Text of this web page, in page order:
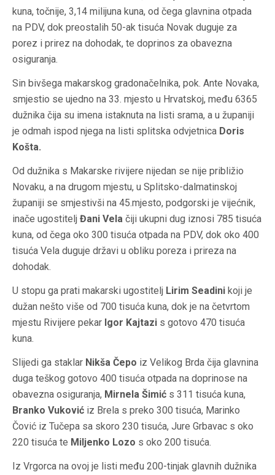
kuna, točnije, 3,14 milijuna kuna, od čega glavnina otpada
na PDV, dok preostalih 50-ak tisuća Novak duguje za
porez i prirez na dohodak, te doprinos za obavezna
osiguranja.
Sin bivšega makarskog gradonačelnika, pok. Ante Novaka,
smjestio se ujedno na 33. mjesto u Hrvatskoj, među 6365
dužnika čija su imena istaknuta na listi srama, a u županiji
je odmah ispod njega na listi splitska odvjetnica Doris
Košta.
Od dužnika s Makarske rivijere nijedan se nije približio
Novaku, a na drugom mjestu, u Splitsko-dalmatinskoj
županiji se smjestivši na 45.mjesto, podgorski je vijećnik,
inače ugostitelj Đani Vela čiji ukupni dug iznosi 785 tisuća
kuna, od čega oko 300 tisuća otpada na PDV, dok oko 400
tisuća Vela duguje državi u obliku poreza i prireza na
dohodak.
U stopu ga prati makarski ugostitelj Lirim Seadini koji je
dužan nešto više od 700 tisuća kuna, dok je na četvrtom
mjestu Rivijere pekar Igor Kajtazi s gotovo 470 tisuća
kuna.
Slijedi ga staklar Nikša Čepo iz Velikog Brda čija glavnina
duga teškog gotovo 400 tisuća otpada na doprinose na
obavezna osiguranja, Mirnela Šimić s 311 tisuća kuna,
Branko Vuković iz Brela s preko 300 tisuća, Marinko
Čović iz Tučepa sa skoro 230 tisuća, Jure Grbavac s oko
220 tisuća te Miljenko Lozo s oko 200 tisuća.
Iz Vrgorca na ovoj je listi među 200-tinjak glavnih dužnika